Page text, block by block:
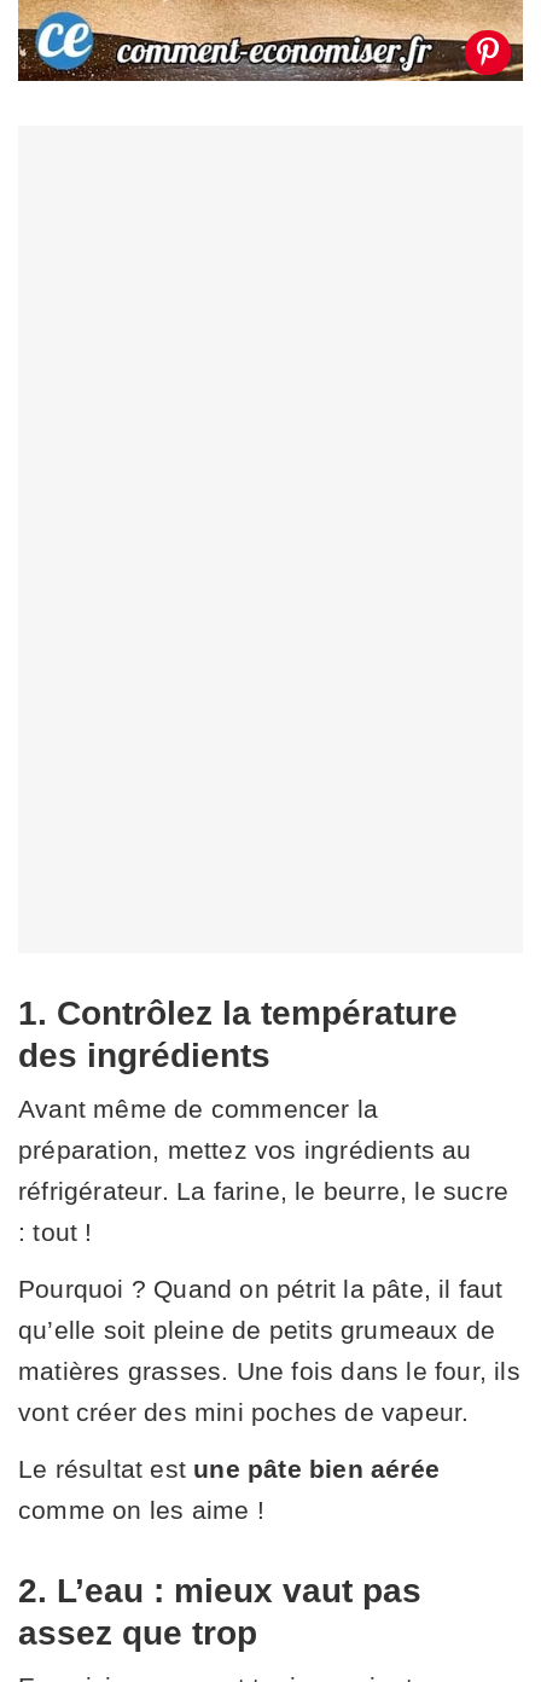
1. Contrôlez la température
des ingrédients
Avant même de commencer la
préparation, mettez vos ingrédients au
réfrigérateur. La farine, le beurre, le sucre
: tout !
Pourquoi ? Quand on pétrit la pâte, il faut
qu’elle soit pleine de petits grumeaux de
matières grasses. Une fois dans le four, ils
vont créer des mini poches de vapeur.
Le résultat est une pâte bien aérée
comme on les aime !
2. L’eau : mieux vaut pas
assez que trop